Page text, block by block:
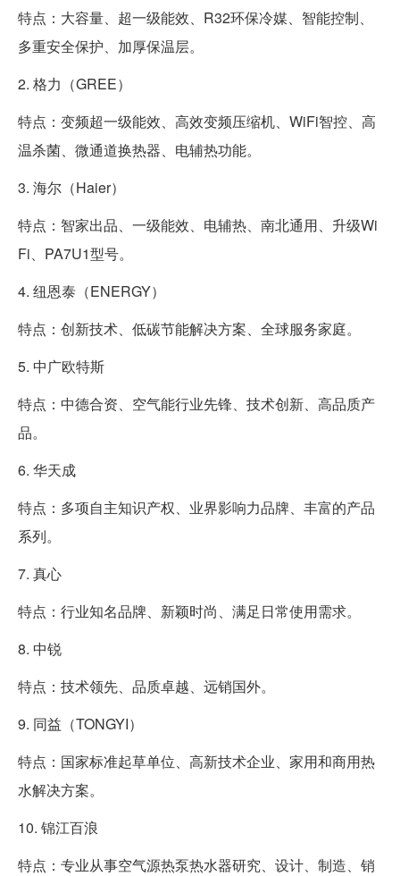
特点：大容量、超一级能效、R32环保冷媒、智能控制、
多重安全保护、加厚保温层。
2. 格力（GREE）
特点：变频超一级能效、高效变频压缩机、WiFi智控、高
温杀菌、微通道换热器、电辅热功能。
3. 海尔（Haier）
特点：智家出品、一级能效、电辅热、南北通用、升级Wi
Fi、PA7U1型号。
4. 纽恩泰（ENERGY）
特点：创新技术、低碳节能解决方案、全球服务家庭。
5. 中广欧特斯
特点：中德合资、空气能行业先锋、技术创新、高品质产
品。
6. 华天成
特点：多项自主知识产权、业界影响力品牌、丰富的产品
系列。
7. 真心
特点：行业知名品牌、新颖时尚、满足日常使用需求。
8. 中锐
特点：技术领先、品质卓越、远销国外。
9. 同益（TONGYI）
特点：国家标准起草单位、高新技术企业、家用和商用热
水解决方案。
10. 锦江百浪
特点：专业从事空气源热泵热水器研究、设计、制造、销